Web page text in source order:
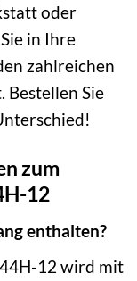
oder
in Ihre
zahlreichen
Bestellen Sie
zum
12
enthalten?
44H-12 wird mit